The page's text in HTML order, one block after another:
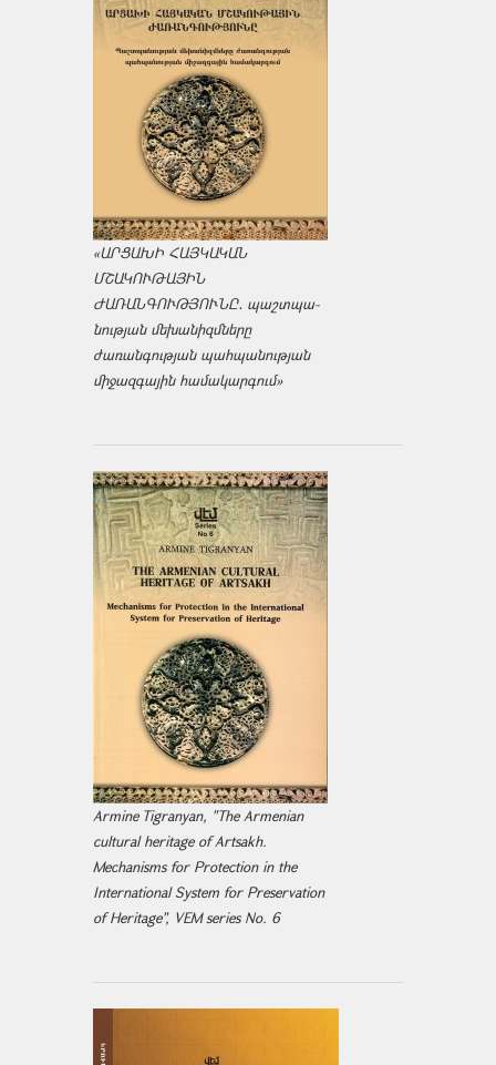
«ԱՐՑԱԽԻ ՀԱՅԿԱԿԱՆ
ՄՇԱԿՈՒԹԱՅԻՆ
ԺԱՌԱՆԳՈՒԹՅՈՒՆԸ․ պաշտպա­
նության մեխանիզմները
ժառանգության պահպանության
միջազ­գային համակարգում»
Armine Tigranyan, "The Armenian
cultural heritage of Artsakh.
Mechanisms for Protection in the
International System for Preservation
of Heritage", VEM series No. 6